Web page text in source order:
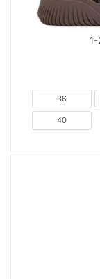
36
40